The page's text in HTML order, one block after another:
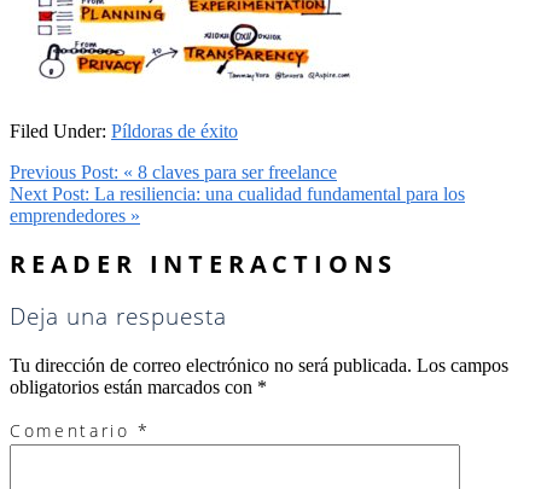
Filed Under: Píldoras de éxito
Previous Post: « 8 claves para ser freelance
Next Post: La resiliencia: una cualidad fundamental para los
emprendedores »
READER INTERACTIONS
Deja una respuesta
Tu dirección de correo electrónico no será publicada. Los campos
obligatorios están marcados con *
Comentario*